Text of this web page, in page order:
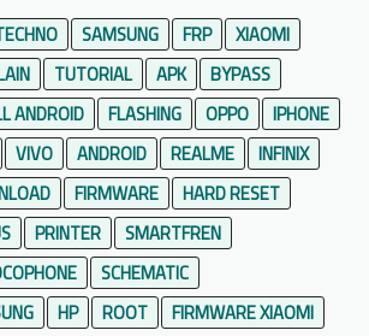
SAMSUNG FRP
XIAOMI
TUTORIAL APK
BYPASS
ANDROID FLASHING OPPO
IPHONE
VIVO ANDROID REALME
INFINIX
FIRMWARE
HARD RESET
PRINTER
SMARTFREN
SCHEMATIC
HP ROOT
FIRMWARE XIAOMI